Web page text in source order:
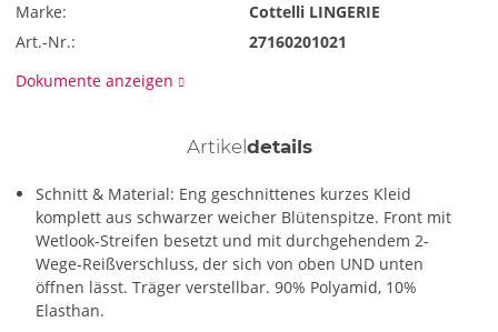
Marke:
Cottelli LINGERIE
Art.-Nr.:
27160201021
Dokumente anzeigen
Artikel details
Schnitt & Material: Eng geschnittenes kurzes Kleid
komplett aus schwarzer weicher Blütenspitze. Front mit
Wetlook-Streifen besetzt und mit durchgehendem 2-
Wege-Reißverschluss, der sich von oben UND unten
öffnen lässt. Träger verstellbar. 90% Polyamid, 10%
Elasthan.